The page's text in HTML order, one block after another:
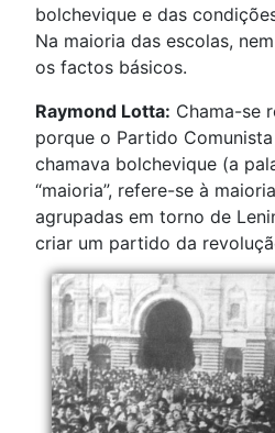
bolchevique e das
Na maioria das escolas,
os factos básicos.
Raymond Lotta: Chama-se
porque o Partido
chamava bolchevique (a
“maioria”, refere-se à
agrupadas em torno de
criar um partido da